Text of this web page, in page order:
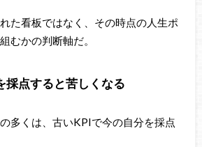
た看板ではなく、その時点の人生ポ
むかの判断軸だ。
採点すると苦しくなる
多くは、古いKPIで今の自分を採点